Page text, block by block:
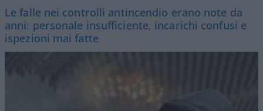
Le falle nei controlli antincendio erano note da
anni: personale insufficiente, incarichi confusi e
ispezioni mai fatte